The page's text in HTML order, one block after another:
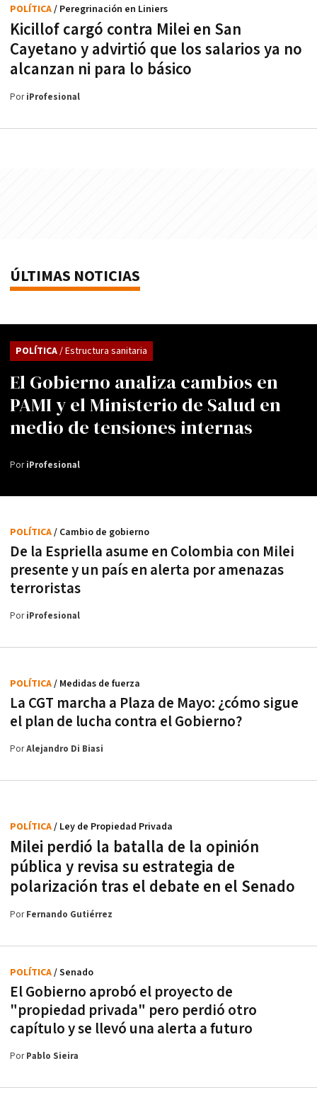
Kicillof cargó contra Milei en San
Cayetano y advirtió que los salarios ya no
alcanzan ni para lo básico
POLÍTICA/ Peregrinación en Liniers
PoriProfesional
ÚLTIMAS NOTICIAS
El Gobierno analiza cambios en
PAMI y el Ministerio de Salud en
medio de tensiones internas
POLÍTICA/ Estructura sanitaria
PoriProfesional
De la Espriella asume en Colombia con Milei
presente y un país en alerta por amenazas
terroristas
POLÍTICA/ Cambio de gobierno
PoriProfesional
La CGT marcha a Plaza de Mayo: ¿cómo sigue
el plan de lucha contra el Gobierno?
POLÍTICA/ Medidas de fuerza
PorAlejandro Di Biasi
Milei perdió la batalla de la opinión
pública y revisa su estrategia de
polarización tras el debate en el Senado
POLÍTICA/ Ley de Propiedad Privada
PorFernando Gutiérrez
El Gobierno aprobó el proyecto de
"propiedad privada" pero perdió otro
capítulo y se llevó una alerta a futuro
POLÍTICA/ Senado
PorPablo Sieira